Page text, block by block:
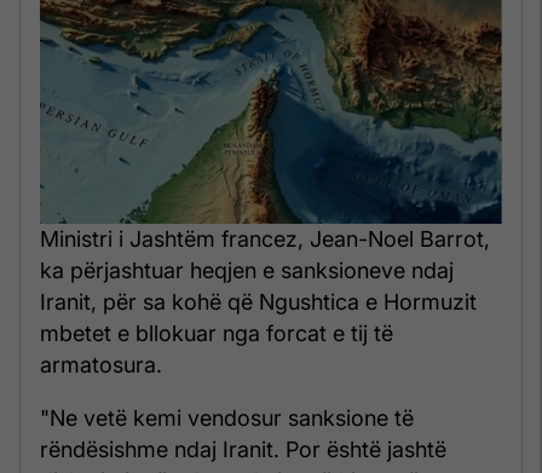
Ministri i Jashtëm francez, Jean-Noel Barrot,
ka përjashtuar heqjen e sanksioneve ndaj
Iranit, për sa kohë që Ngushtica e Hormuzit
mbetet e bllokuar nga forcat e tij të
armatosura.
"Ne vetë kemi vendosur sanksione të
rëndësishme ndaj Iranit. Por është jashtë